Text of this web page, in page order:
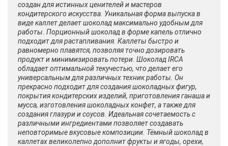
создан для истинных ценителей и мастеров
кондитерского искусства. Уникальная форма выпуска в
виде каллет делает шоколад максимально удобным для
работы. Порционный шоколад в форме капель отлично
подходит для растапливания. Каллеты быстро и
равномерно плавятся, позволяя точно дозировать
продукт и минимизировать потери. Шоколад IRCA
обладает оптимальной текучестью, что делает его
универсальным для различных техник работы. Он
прекрасно подходит для создания шоколадных фигур,
покрытия кондитерских изделий, приготовления ганаша и
мусса, изготовления шоколадных конфет, а также для
создания глазури и соусов. Идеальная сочетаемость с
различными ингредиентами позволяет создавать
неповторимые вкусовые композиции. Тёмный шоколад в
каллетах великолепно дополнит фрукты и ягоды, орехи,